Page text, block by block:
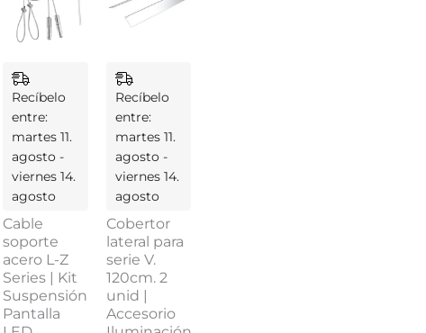
Recíbelo
entre:
martes 11.
agosto -
viernes 14.
agosto
Cable
soporte
acero L-Z
Series | Kit
Suspensión
Pantalla
Recíbelo
entre:
martes 11.
agosto -
viernes 14.
agosto
Cobertor
lateral para
serie V.
120cm. 2
unid |
Accesorio